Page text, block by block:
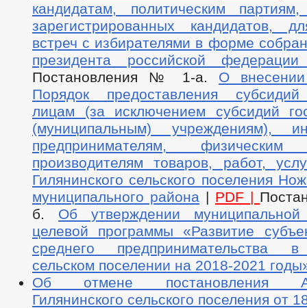
кандидатам, политическим
зарегистрированных кандидатов,
встреч с избирателями в форме
президента российской
Постановления № 1-а. О
Порядок предоставления
лицам (за исключением субсидий
(муниципальным) учреждениям),
предпринимателям,
производителям товаров, работ,
Гилянинского сельского поселения
муниципального района | PDF |
б.
Об утверждении муниципальной
целевой программы «Развитие
среднего предпринимательства в
сельском поселении на 2018-2021
Об отмене постановления
Гилянинского сельского поселения от